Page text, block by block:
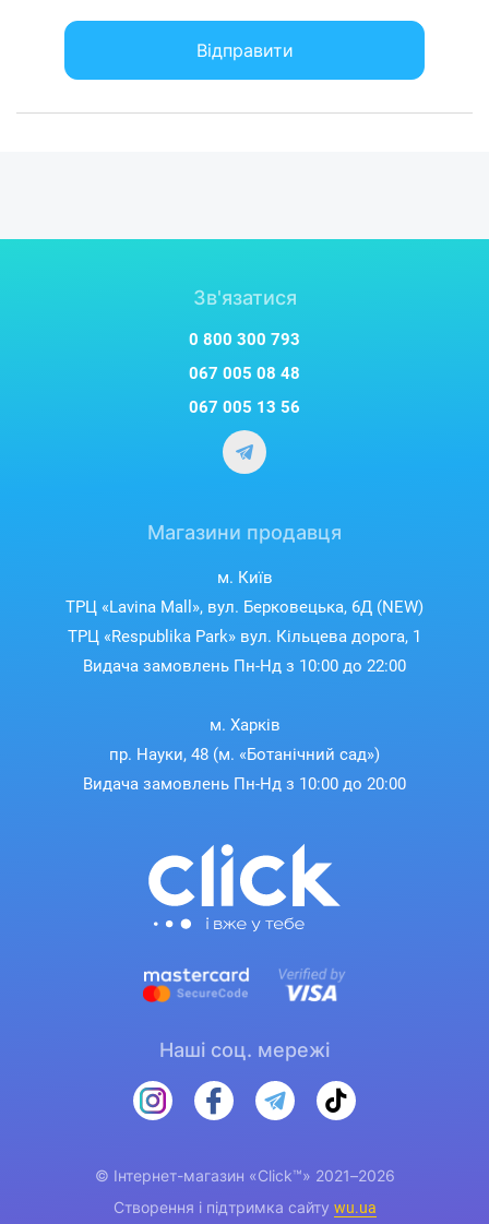
Відправити
Зв'язатися
0 800 300 793
067 005 08 48
067 005 13 56
Магазини продавця
м. Київ
ТРЦ «Lavina Mall», вул. Берковецька, 6Д (NEW)
ТРЦ «Respublika Park» вул. Кільцева дорога, 1
Видача замовлень Пн-Нд з 10:00 до 22:00
м. Харків
пр. Науки, 48 (м. «Ботанічний сад»)
Видача замовлень Пн-Нд з 10:00 до 20:00
Наші соц. мережі
© Інтернет-магазин «Click™» 2021–2026
Створення і підтримка сайту wu.ua